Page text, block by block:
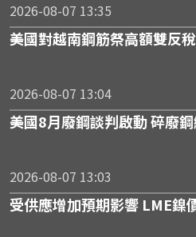
2026-08-07 13:35
美國對越南鋼筋祭高額雙反
2026-08-07 13:04
美國8月廢鋼談判啟動 碎廢
2026-08-07 13:03
受供應增加預期影響 LME鎳